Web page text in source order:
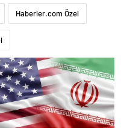
Haberler.com Özel